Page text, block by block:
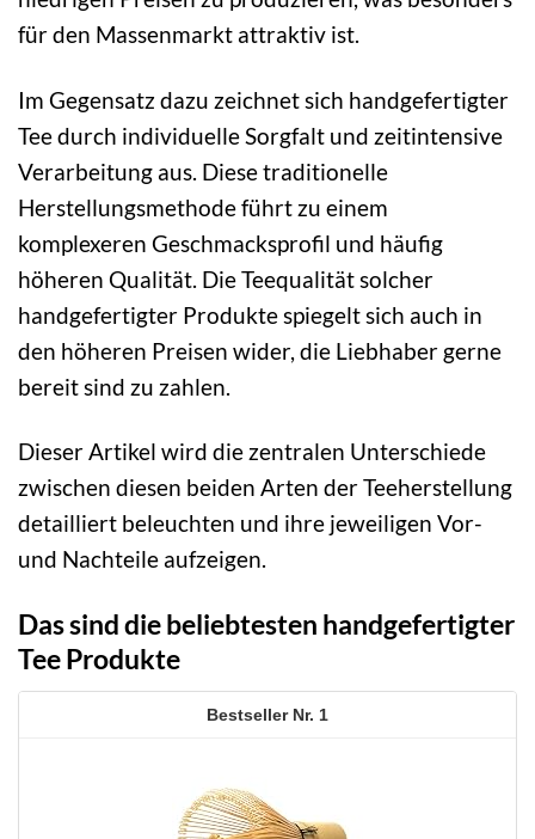
für den Massenmarkt attraktiv ist.
Im Gegensatz dazu zeichnet sich handgefertigter
Tee durch individuelle Sorgfalt und zeitintensive
Verarbeitung aus. Diese traditionelle
Herstellungsmethode führt zu einem
komplexeren Geschmacksprofil und häufig
höheren Qualität. Die Teequalität solcher
handgefertigter Produkte spiegelt sich auch in
den höheren Preisen wider, die Liebhaber gerne
bereit sind zu zahlen.
Dieser Artikel wird die zentralen Unterschiede
zwischen diesen beiden Arten der Teeherstellung
detailliert beleuchten und ihre jeweiligen Vor-
und Nachteile aufzeigen.
Das sind die beliebtesten handgefertigter
Tee Produkte
1